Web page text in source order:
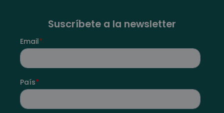
Suscríbete a la newsletter